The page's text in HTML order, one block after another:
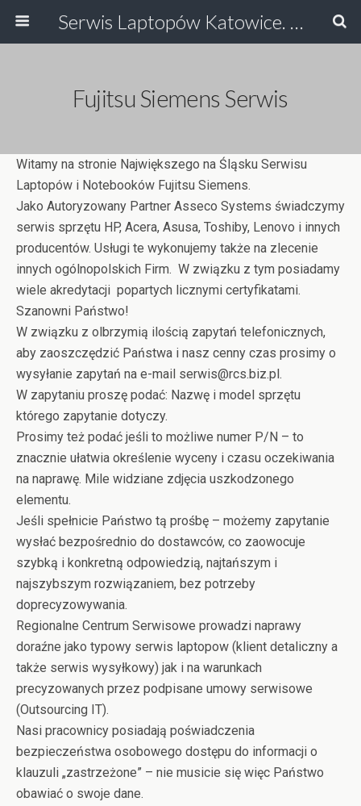
Serwis Laptopów Katowice. Największy na Śląsku Serwis Laptopów i Serwis Drukarek Katowice, Ruda Śląska. Odzyskiwanie Danych, Serwis HP, Serwis Toshiby, Asusa, serwis laptopow.
Fujitsu Siemens Serwis
Witamy na stronie Największego na Śląsku Serwisu
Laptopów i Notebooków Fujitsu Siemens.
Jako Autoryzowany Partner Asseco Systems świadczymy
serwis sprzętu HP, Acera, Asusa, Toshiby, Lenovo i innych
producentów. Usługi te wykonujemy także na zlecenie
innych ogólnopolskich Firm. W związku z tym posiadamy
wiele akredytacji popartych licznymi certyfikatami.
Szanowni Państwo!
W związku z olbrzymią ilością zapytań telefonicznych,
aby zaoszczędzić Państwa i nasz cenny czas prosimy o
wysyłanie zapytań na e-mail serwis@rcs.biz.pl.
W zapytaniu proszę podać: Nazwę i model sprzętu
którego zapytanie dotyczy.
Prosimy też podać jeśli to możliwe numer P/N – to
znacznie ułatwia określenie wyceny i czasu oczekiwania
na naprawę. Mile widziane zdjęcia uszkodzonego
elementu.
Jeśli spełnicie Państwo tą prośbę – możemy zapytanie
wysłać bezpośrednio do dostawców, co zaowocuje
szybką i konkretną odpowiedzią, najtańszym i
najszybszym rozwiązaniem, bez potrzeby
doprecyzowywania.
Regionalne Centrum Serwisowe prowadzi naprawy
doraźne jako typowy serwis laptopow (klient detaliczny a
także serwis wysyłkowy) jak i na warunkach
precyzowanych przez podpisane umowy serwisowe
(Outsourcing IT).
Nasi pracownicy posiadają poświadczenia
bezpieczeństwa osobowego dostępu do informacji o
klauzuli „zastrzeżone” – nie musicie się więc Państwo
obawiać o swoje dane.